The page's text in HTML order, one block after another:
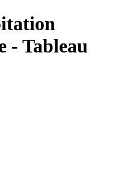
- Tableau